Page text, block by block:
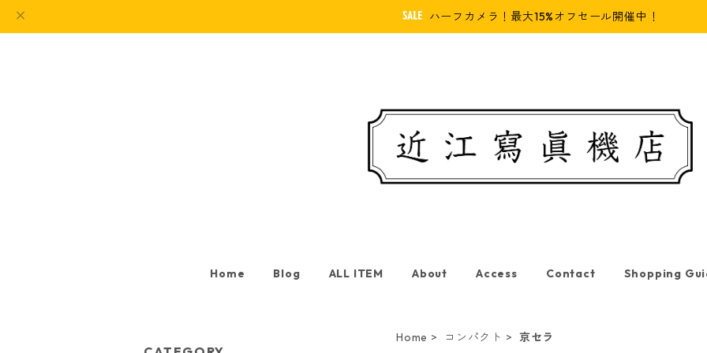
ハーフカメラ！最大15%オフセール開催中！
Home Blog ALL ITEM About Access Contact Shopping
Home コンパクト 京セラ